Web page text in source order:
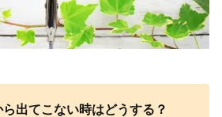
出てこない時はどうする？